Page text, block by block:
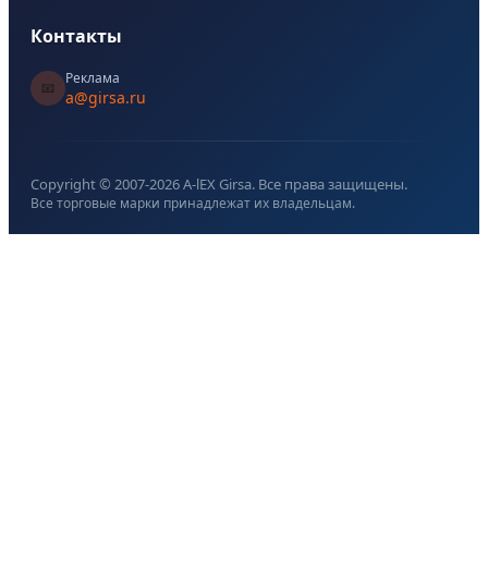
Контакты
📧
Реклама
a@girsa.ru
Copyright © 2007-2026A-lEX Girsa. Все права защищены.
Все торговые марки принадлежат их владельцам.